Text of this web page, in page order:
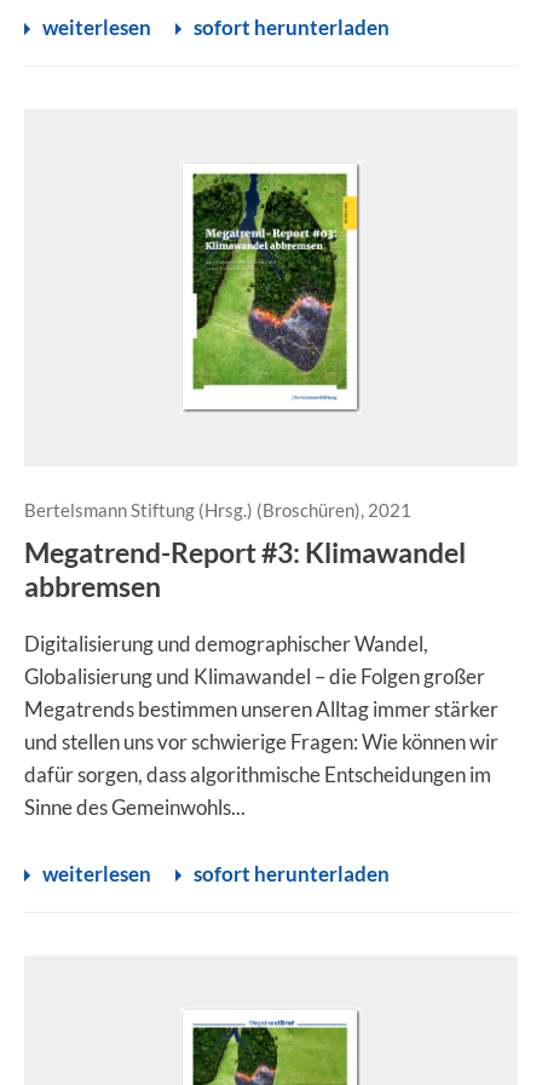
weiterlesen sofort herunterladen
Bertelsmann Stiftung (Hrsg.) (Broschüren), 2021
Megatrend-Report #3: Klimawandel
abbremsen
Digitalisierung und demographischer Wandel,
Globalisierung und Klimawandel – die Folgen großer
Megatrends bestimmen unseren Alltag immer stärker
und stellen uns vor schwierige Fragen: Wie können wir
dafür sorgen, dass algorithmische Entscheidungen im
Sinne des Gemeinwohls...
weiterlesen sofort herunterladen